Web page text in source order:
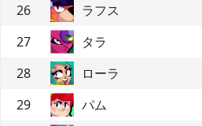
26
ラフス
27
タラ
28
ローラ
29
パム